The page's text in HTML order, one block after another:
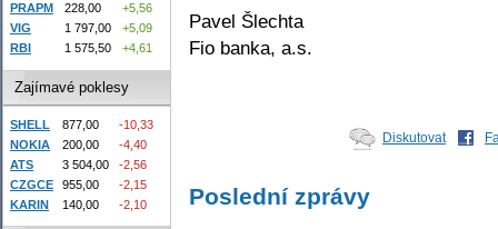
Pavel Šlechta
Fio banka, a.s.
Diskutovat
Poslední zprávy
PRAPM
228,00
+5,56
VIG
1 797,00
+5,09
RBI
1 575,50 +4,61
Zajímavé poklesy
SHELL 877,00
-10,33
NOKIA
200,00
-4,40
ATS
3 504,00
-2,56
CZGCE
955,00
-2,15
KARIN
140,00 -2,10